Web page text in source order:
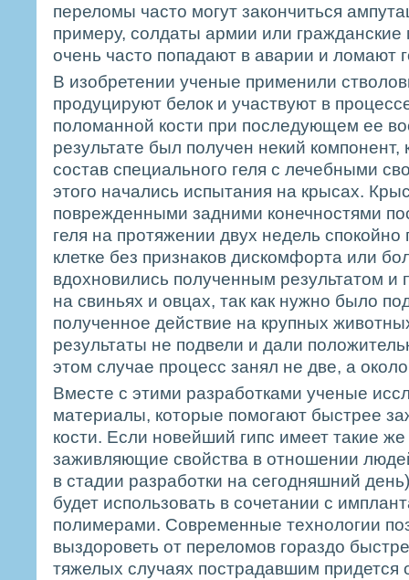
переломы часто могут закончиться
примеру, солдаты армии или гражданские
очень часто попадают в аварии и ломают
В изобретении ученые применили
продуцируют белок и участвуют в
поломанной кости при последующем ее
результате был получен некий
состав специального геля с лечебными
этого начались испытания на крысах.
поврежденными задними конечностями
геля на протяжении двух недель спокойно
клетке без признаков дискомфорта или
вдохновились полученным результатом
на свиньях и овцах, так как нужно было
полученное действие на крупных
результаты не подвели и дали
этом случае процесс занял не две, а
Вместе с этими разработками ученые
материалы, которые помогают быстрее
кости. Если новейший гипс имеет такие
заживляющие свойства в отношении
в стадии разработки на сегодняшний
будет использовать в сочетании с
полимерами. Современные технологии
выздороветь от переломов гораздо
тяжелых случаях пострадавшим придется